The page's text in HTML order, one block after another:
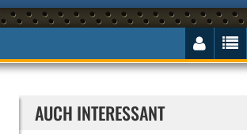
AUCH INTERESSANT